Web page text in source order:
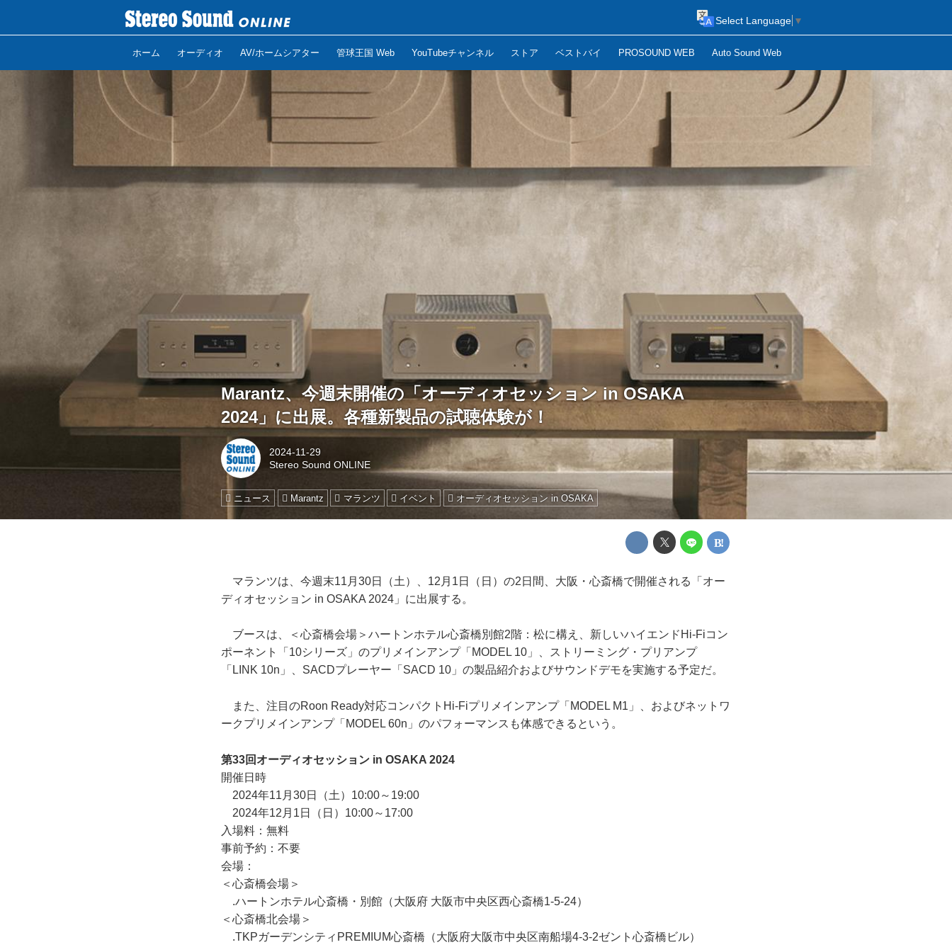
ホーム オーディオ AV/ホームシアター 管球王国 Web YouTubeチャンネル ストア ベストバイ PROSOUND WEB Auto Sound Web
Select Language ▼
Marantz、今週末開催の「オーディオセッション in OSAKA
2024」に出展。各種新製品の試聴体験が！
2024-11-29
Stereo Sound ONLINE
ニュース Marantz マランツ イベント オーディオセッション in OSAKA
マランツは、今週末11月30日（土）、12月1日（日）の2日間、大阪・心斎橋で開催される「オー
ディオセッション in OSAKA 2024」に出展する。
ブースは、＜心斎橋会場＞ハートンホテル心斎橋別館2階：松に構え、新しいハイエンドHi-Fiコン
ポーネント「10シリーズ」のプリメインアンプ「MODEL 10」、ストリーミング・プリアンプ
「LINK 10n」、SACDプレーヤー「SACD 10」の製品紹介およびサウンドデモを実施する予定だ。
また、注目のRoon Ready対応コンパクトHi-Fiプリメインアンプ「MODEL M1」、およびネットワ
ークプリメインアンプ「MODEL 60n」のパフォーマンスも体感できるという。
第33回オーディオセッション in OSAKA 2024
開催日時
2024年11月30日（土）10:00～19:00
2024年12月1日（日）10:00～17:00
入場料：無料
事前予約：不要
会場：
＜心斎橋会場＞
.ハートンホテル心斎橋・別館（大阪府 大阪市中央区西心斎橋1-5-24）
＜心斎橋北会場＞
.TKPガーデンシティPREMIUM心斎橋（大阪府大阪市中央区南船場4-3-2ゼント心斎橋ビル）